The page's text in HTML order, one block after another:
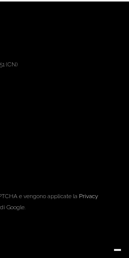
(CN)
e vengono applicate la Privacy
di Google.